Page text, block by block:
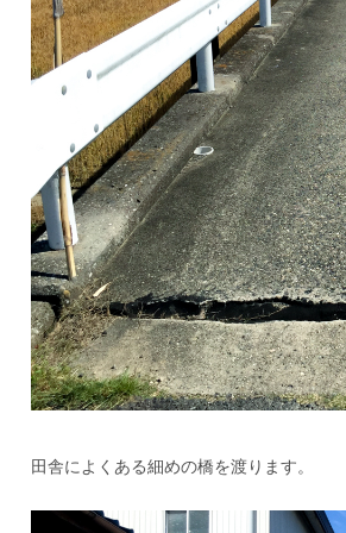
田舎によくある細めの橋を渡ります。